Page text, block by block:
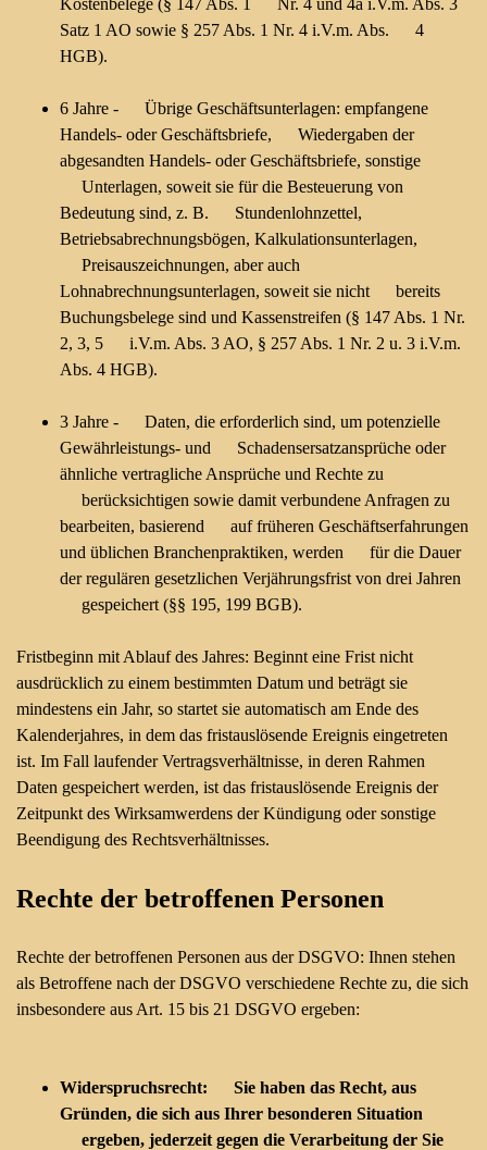
Kostenbelege (§ 147 Abs. 1 Nr. 4 und 4a i.V.m. Abs. 3
Satz 1 AO sowie § 257 Abs. 1 Nr. 4 i.V.m. Abs. 4
HGB).
6 Jahre - Übrige Geschäftsunterlagen: empfangene
Handels- oder Geschäftsbriefe, Wiedergaben der
abgesandten Handels- oder Geschäftsbriefe, sonstige
Unterlagen, soweit sie für die Besteuerung von
Bedeutung sind, z. B. Stundenlohnzettel,
Betriebsabrechnungsbögen, Kalkulationsunterlagen,
Preisauszeichnungen, aber auch
Lohnabrechnungsunterlagen, soweit sie nicht bereits
Buchungsbelege sind und Kassenstreifen (§ 147 Abs. 1 Nr.
2, 3, 5 i.V.m. Abs. 3 AO, § 257 Abs. 1 Nr. 2 u. 3 i.V.m.
Abs. 4 HGB).
3 Jahre - Daten, die erforderlich sind, um potenzielle
Gewährleistungs- und Schadensersatzansprüche oder
ähnliche vertragliche Ansprüche und Rechte zu
berücksichtigen sowie damit verbundene Anfragen zu
bearbeiten, basierend auf früheren Geschäftserfahrungen
und üblichen Branchenpraktiken, werden für die Dauer
der regulären gesetzlichen Verjährungsfrist von drei Jahren
gespeichert (§§ 195, 199 BGB).
Fristbeginn mit Ablauf des Jahres: Beginnt eine Frist nicht
ausdrücklich zu einem bestimmten Datum und beträgt sie
mindestens ein Jahr, so startet sie automatisch am Ende des
Kalenderjahres, in dem das fristauslösende Ereignis eingetreten
ist. Im Fall laufender Vertragsverhältnisse, in deren Rahmen
Daten gespeichert werden, ist das fristauslösende Ereignis der
Zeitpunkt des Wirksamwerdens der Kündigung oder sonstige
Beendigung des Rechtsverhältnisses.
Rechte der betroffenen Personen
Rechte der betroffenen Personen aus der DSGVO: Ihnen stehen
als Betroffene nach der DSGVO verschiedene Rechte zu, die sich
insbesondere aus Art. 15 bis 21 DSGVO ergeben:
Widerspruchsrecht: Sie haben das Recht, aus
Gründen, die sich aus Ihrer besonderen Situation
ergeben, jederzeit gegen die Verarbeitung der Sie